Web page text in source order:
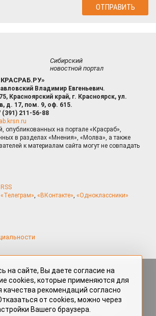
Сибирский
новостной портал
Владимир Евгеньевич.
Красноярский край, г. Красноярск, ул.
д. 17, пом. 9, оф. 615.
(391) 211-56-88
опубликованных на портале «Красраб»,
в разделах «Мнения», «Молва», а также
к материалам сайта могут не совпадать
RSS
«Телеграм», «ВКонтакте», «Одноклассники»
Любые материалы, размещённые на портале
редакции, нештатными авторами
объектами авторского права. Полное или
материалов, размещённых на портале
только с письменного согласия редакции
на сайте, Вы даете согласие на
cookies, которые применяются для
рекомендаций согласно
от cookies, можно через
Вашего браузера.